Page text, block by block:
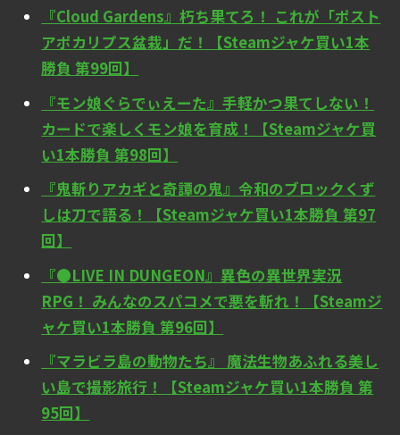
『Cloud Gardens』朽ち果てろ！ これが「ポスト
アポカリプス盆栽」だ！【Steamジャケ買い1本
勝負 第99回】
『モン娘ぐらでぃえーた』手軽かつ果てしない！
カードで楽しくモン娘を育成！【Steamジャケ買
い1本勝負 第98回】
『鬼斬りアカギと奇譚の鬼』令和のブロックくず
しは刀で語る！【Steamジャケ買い1本勝負 第97
回】
『●LIVE IN DUNGEON』異色の異世界実況
RPG！ みんなのスパコメで悪を斬れ！【Steamジ
ャケ買い1本勝負 第96回】
『マラビラ島の動物たち』 魔法生物あふれる美し
い島で撮影旅行！【Steamジャケ買い1本勝負 第
95回】